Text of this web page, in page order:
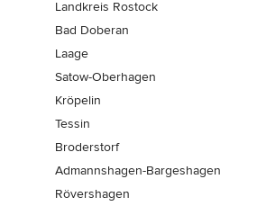
Landkreis Rostock
Bad Doberan
Laage
Satow-Oberhagen
Kröpelin
Tessin
Broderstorf
Admannshagen-Bargeshagen
Rövershagen